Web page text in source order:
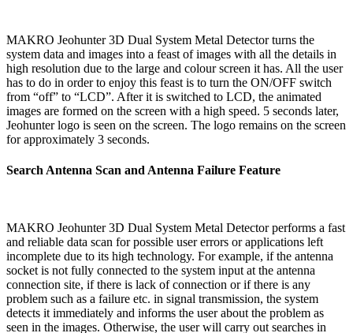
MAKRO Jeohunter 3D Dual System Metal Detector turns the
system data and images into a feast of images with all the details in
high resolution due to the large and colour screen it has. All the user
has to do in order to enjoy this feast is to turn the ON/OFF switch
from “off” to “LCD”. After it is switched to LCD, the animated
images are formed on the screen with a high speed. 5 seconds later,
Jeohunter logo is seen on the screen. The logo remains on the screen
for approximately 3 seconds.
Search Antenna Scan and Antenna Failure Feature
MAKRO Jeohunter 3D Dual System Metal Detector performs a fast
and reliable data scan for possible user errors or applications left
incomplete due to its high technology. For example, if the antenna
socket is not fully connected to the system input at the antenna
connection site, if there is lack of connection or if there is any
problem such as a failure etc. in signal transmission, the system
detects it immediately and informs the user about the problem as
seen in the images. Otherwise, the user will carry out searches in